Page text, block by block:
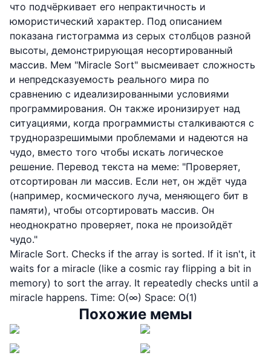
что подчёркивает его непрактичность и
юмористический характер. Под описанием
показана гистограмма из серых столбцов разной
высоты, демонстрирующая несортированный
массив. Мем "Miracle Sort" высмеивает сложность
и непредсказуемость реального мира по
сравнению с идеализированными условиями
программирования. Он также иронизирует над
ситуациями, когда программисты сталкиваются с
трудноразрешимыми проблемами и надеются на
чудо, вместо того чтобы искать логическое
решение. Перевод текста на меме: "Проверяет,
отсортирован ли массив. Если нет, он ждёт чуда
(например, космического луча, меняющего бит в
памяти), чтобы отсортировать массив. Он
неоднократно проверяет, пока не произойдёт
чудо."
Miracle Sort. Checks if the array is sorted. If it isn't, it
waits for a miracle (like a cosmic ray flipping a bit in
memory) to sort the array. It repeatedly checks until a
miracle happens. Time: O(∞) Space: O(1)
Похожие мемы